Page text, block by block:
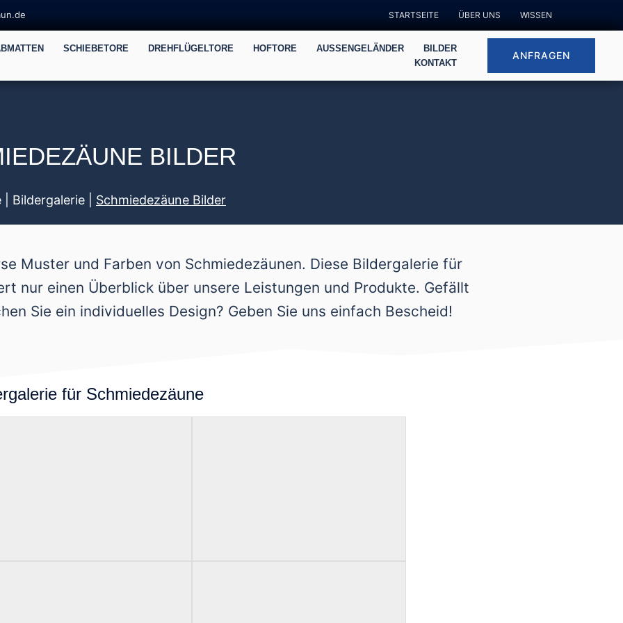
STARTSEITE ÜBER UNS WISSEN
SCHIEBETORE DREHFLÜGELTORE HOFTORE AUSSENGELÄNDER
BILDER
KONTAKT
ANFRAGEN
BILDER
Bildergalerie Schmiedezäune Bilder
Muster und Farben von Schmiedezäunen. Diese Bildergalerie für
nur einen Überblick über unsere Leistungen und Produkte. Gefällt
Sie ein individuelles Design? Geben Sie uns einfach Bescheid!
für Schmiedezäune